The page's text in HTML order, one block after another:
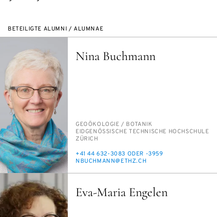
BETEILIGTE ALUMNI / ALUMNAE
Nina Buchmann
PERSON_RESEARCH_SUBJECT
GEO­ÖKO­LO­GIE /​ BO­TA­NIK
INSTITUTION
EID­GE­NÖS­SI­SCHE TECH­NI­SCHE HOCH­SCHU­LE
ZÜ­RICH
TELEFON
+41 44 632-3083 ODER -3959
E-
NBUCH­MANN@ETHZ.CH
Eva-Maria Engelen